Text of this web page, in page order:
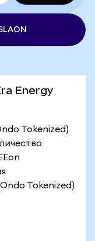
Energy
Tokenized)
Tokenized)